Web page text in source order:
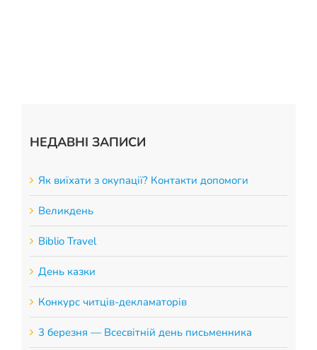
НЕДАВНІ ЗАПИСИ
Як виїхати з окупації? Контакти допомоги
Великдень
Biblio Travel
День казки
Конкурс читців-декламаторів
3 березня — Всесвітній день письменника